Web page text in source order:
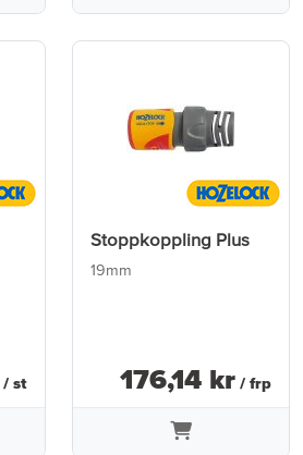
/ st
Stoppkoppling Plus
19mm
176,14 kr / frp